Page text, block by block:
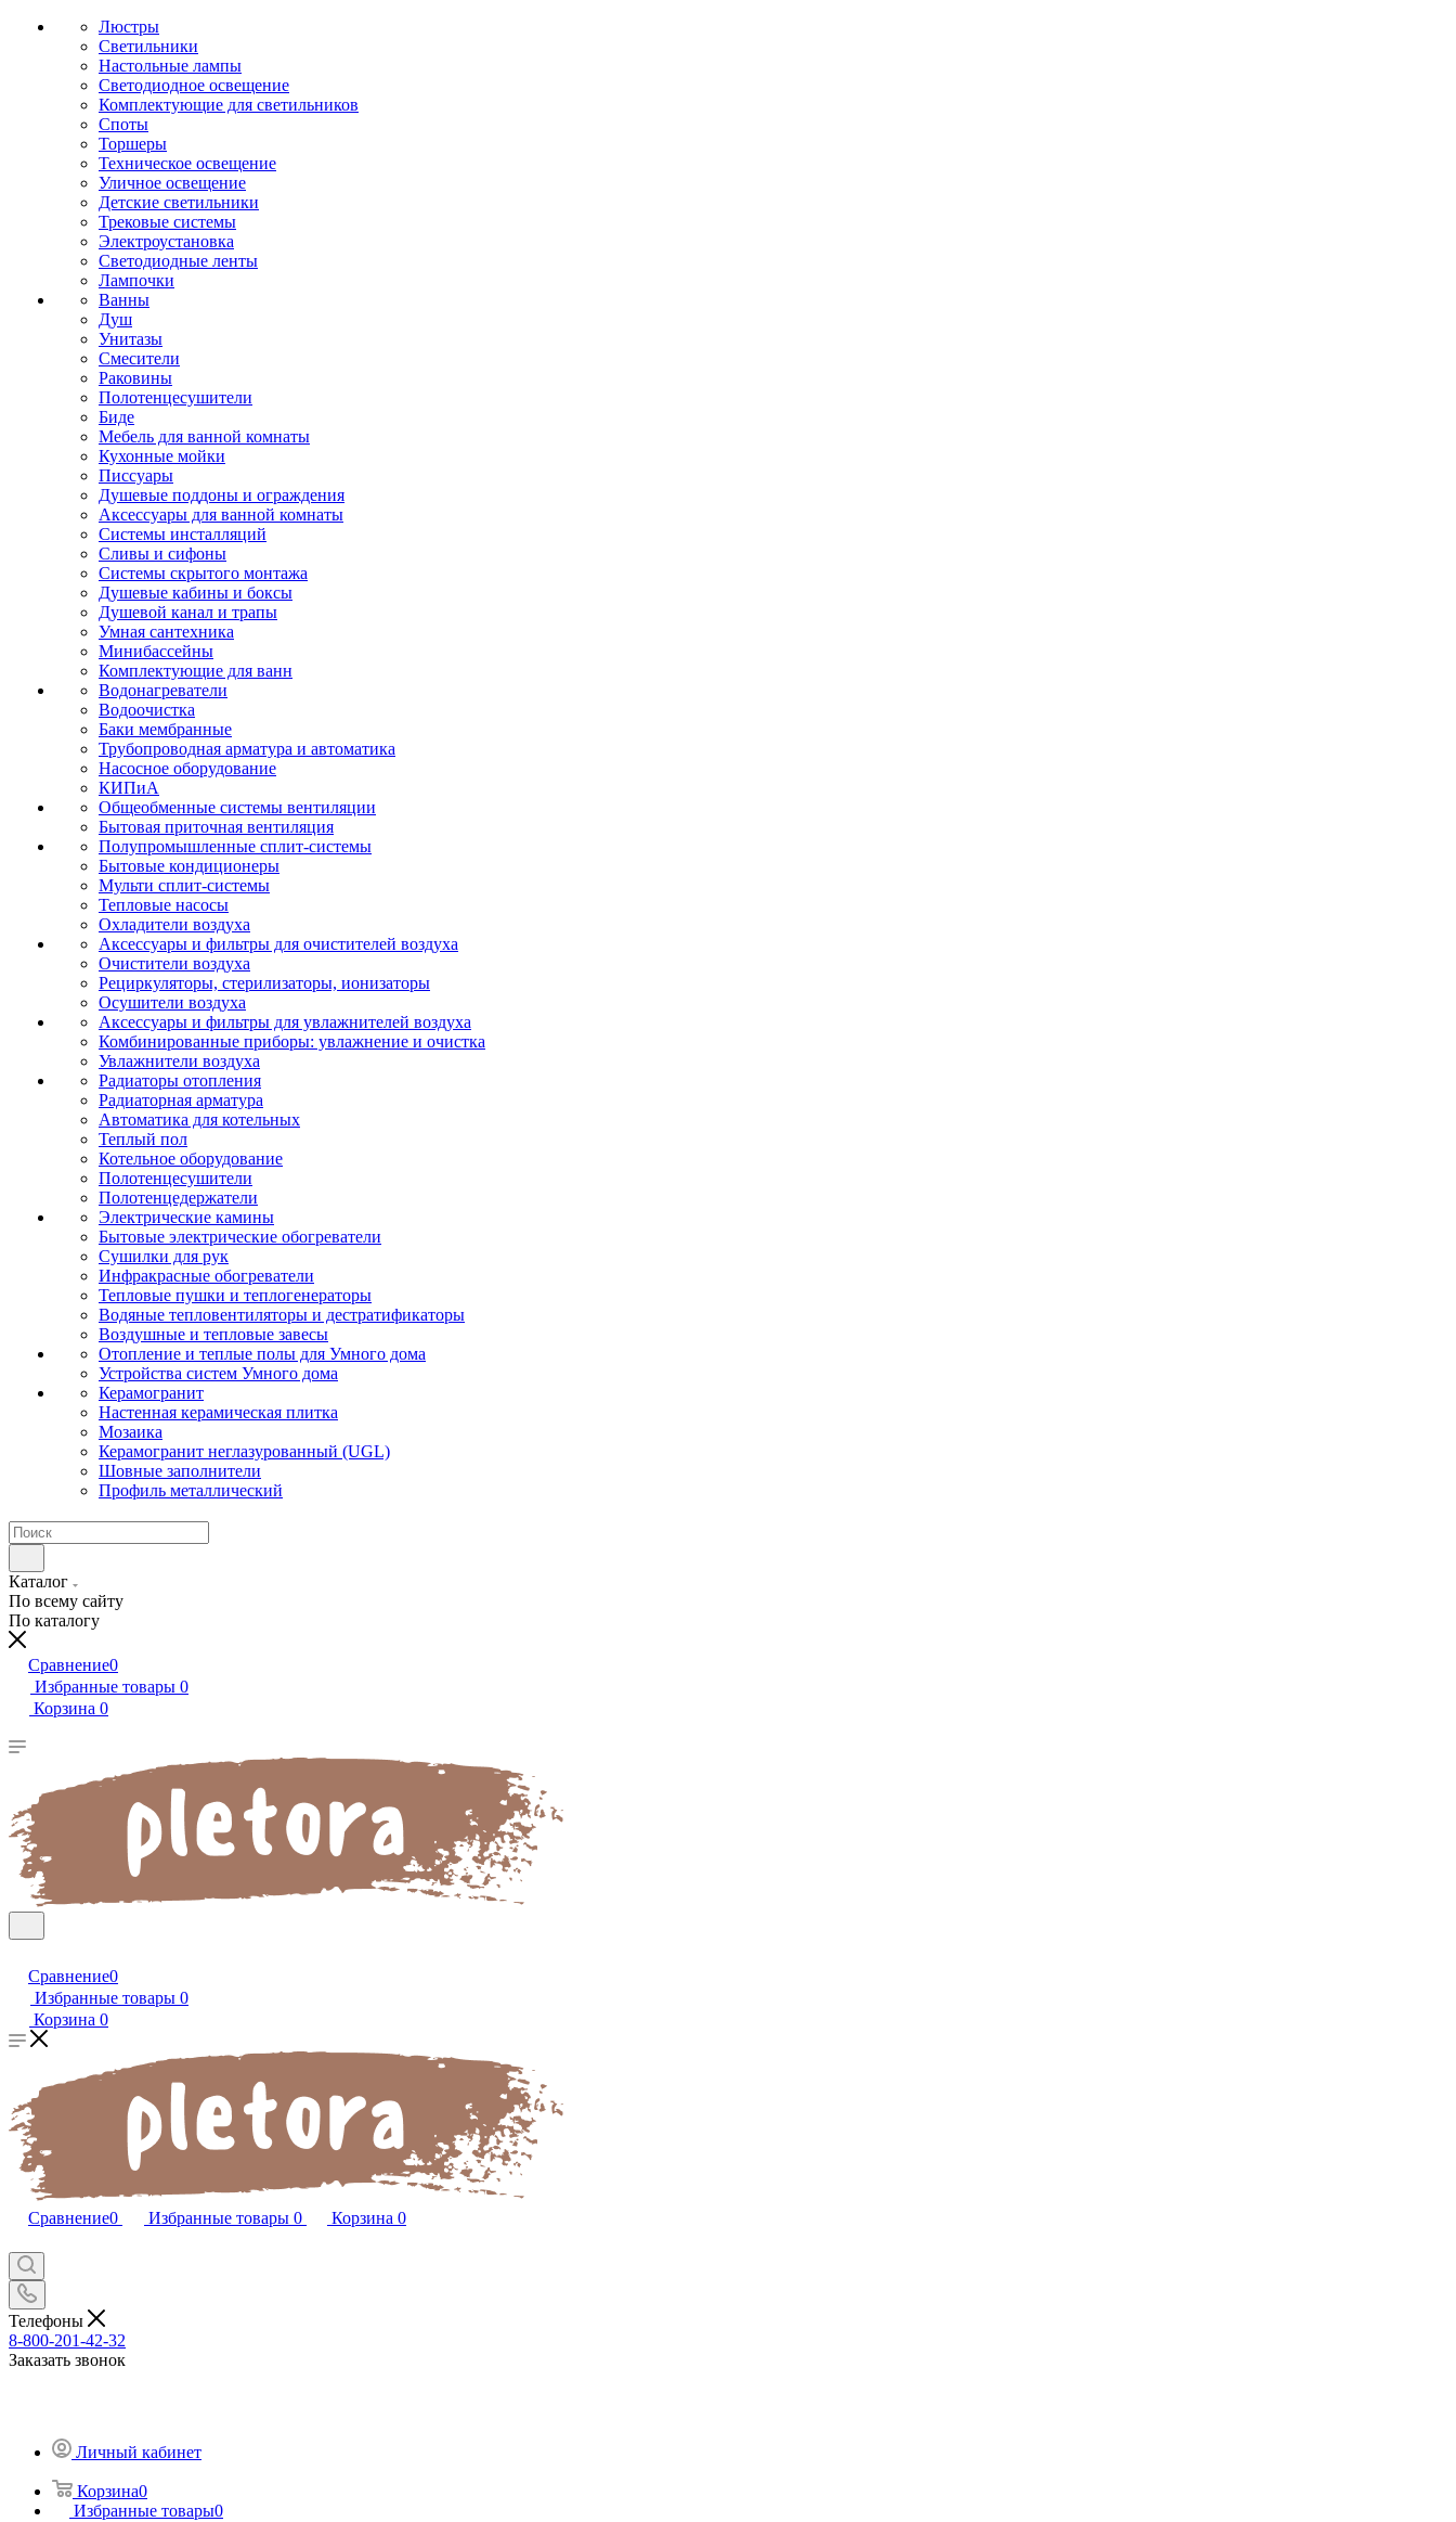
Люстры
Светильники
Настольные лампы
Светодиодное освещение
Комплектующие для светильников
Споты
Торшеры
Техническое освещение
Уличное освещение
Детские светильники
Трековые системы
Электроустановка
Светодиодные ленты
Лампочки
Ванны
Душ
Унитазы
Смесители
Раковины
Полотенцесушители
Биде
Мебель для ванной комнаты
Кухонные мойки
Писсуары
Душевые поддоны и ограждения
Аксессуары для ванной комнаты
Системы инсталляций
Сливы и сифоны
Системы скрытого монтажа
Душевые кабины и боксы
Душевой канал и трапы
Умная сантехника
Минибассейны
Комплектующие для ванн
Водонагреватели
Водоочистка
Баки мембранные
Трубопроводная арматура и автоматика
Насосное оборудование
КИПиА
Общеобменные системы вентиляции
Бытовая приточная вентиляция
Полупромышленные сплит-системы
Бытовые кондиционеры
Мульти сплит-системы
Тепловые насосы
Охладители воздуха
Аксессуары и фильтры для очистителей воздуха
Очистители воздуха
Рециркуляторы, стерилизаторы, ионизаторы
Осушители воздуха
Аксессуары и фильтры для увлажнителей воздуха
Комбинированные приборы: увлажнение и очистка
Увлажнители воздуха
Радиаторы отопления
Радиаторная арматура
Автоматика для котельных
Теплый пол
Котельное оборудование
Полотенцесушители
Полотенцедержатели
Электрические камины
Бытовые электрические обогреватели
Сушилки для рук
Инфракрасные обогреватели
Тепловые пушки и теплогенераторы
Водяные тепловентиляторы и дестратификаторы
Воздушные и тепловые завесы
Отопление и теплые полы для Умного дома
Устройства систем Умного дома
Керамогранит
Настенная керамическая плитка
Мозаика
Керамогранит неглазурованный (UGL)
Шовные заполнители
Профиль металлический
Каталог
По всему сайту
По каталогу
Сравнение0
Избранные товары 0
Корзина 0
Сравнение0
Избранные товары 0
Корзина 0
Сравнение0 Избранные товары 0 Корзина 0
Телефоны
8-800-201-42-32
Заказать звонок
Личный кабинет
Корзина0
Избранные товары0